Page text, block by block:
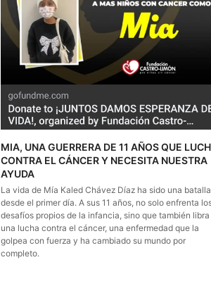
MIA, UNA GUERRERA DE 11 AÑOS QUE
CONTRA EL CÁNCER Y NECESITA NUESTRA
AYUDA
La vida de Mía Kaled Chávez Díaz ha sido una batalla
desde el primer día. A sus 11 años, no solo enfrenta
desafíos propios de la infancia, sino que también libra
una lucha contra el cáncer, una enfermedad que la
golpea con fuerza y ha cambiado su mundo por
completo.